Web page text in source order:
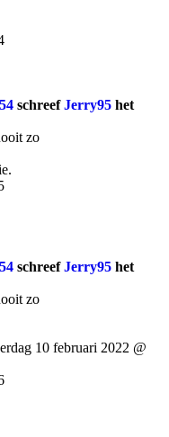
schreefJerry95 het
zo
schreefJerry95 het
zo
10 februari 2022 @